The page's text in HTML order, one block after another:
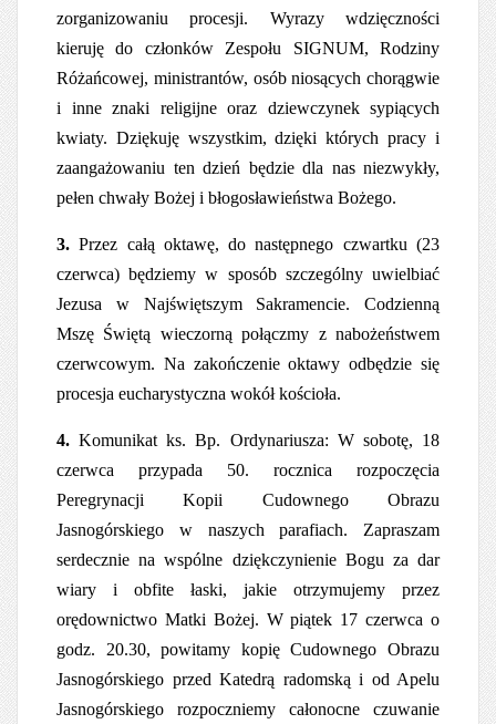
zorganizowaniu procesji. Wyrazy wdzięczności
kieruję do członków Zespołu SIGNUM, Rodziny
Różańcowej, ministrantów, osób niosących chorągwie
i inne znaki religijne oraz dziewczynek sypiących
kwiaty. Dziękuję wszystkim, dzięki których pracy i
zaangażowaniu ten dzień będzie dla nas niezwykły,
pełen chwały Bożej i błogosławieństwa Bożego.
3. Przez całą oktawę, do następnego czwartku (23
czerwca) będziemy w sposób szczególny uwielbiać
Jezusa w Najświętszym Sakramencie. Codzienną
Mszę Świętą wieczorną połączmy z nabożeństwem
czerwcowym. Na zakończenie oktawy odbędzie się
procesja eucharystyczna wokół kościoła.
4. Komunikat ks. Bp. Ordynariusza: W sobotę, 18
czerwca przypada 50. rocznica rozpoczęcia
Peregrynacji Kopii Cudownego Obrazu
Jasnogórskiego w naszych parafiach. Zapraszam
serdecznie na wspólne dziękczynienie Bogu za dar
wiary i obfite łaski, jakie otrzymujemy przez
orędownictwo Matki Bożej. W piątek 17 czerwca o
godz. 20.30, powitamy kopię Cudownego Obrazu
Jasnogórskiego przed Katedrą radomską i od Apelu
Jasnogórskiego rozpoczniemy całonocne czuwanie